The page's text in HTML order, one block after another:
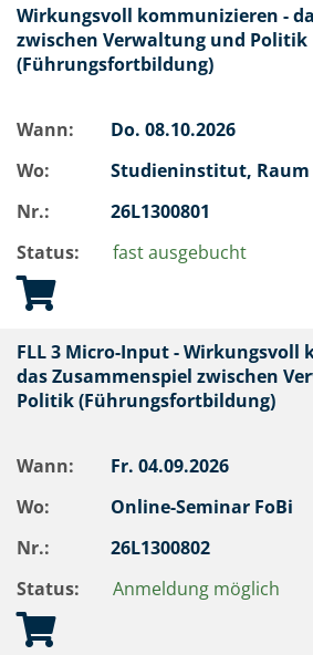
Wirkungsvoll kommunizieren -
zwischen Verwaltung und Politik
(Führungsfortbildung)
Wann: Do. 08.10.2026
Wo:
Studieninstitut, Raum
Nr.:
26L1300801
Status:
fast ausgebucht
FLL 3 Micro-Input - Wirkungsvoll
das Zusammenspiel zwischen
Politik (Führungsfortbildung)
Wann: Fr. 04.09.2026
Wo:
Online-Seminar FoBi
Nr.:
26L1300802
Status:
Anmeldung möglich